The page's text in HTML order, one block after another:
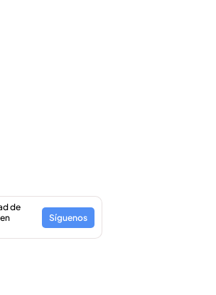
de
Síguenos